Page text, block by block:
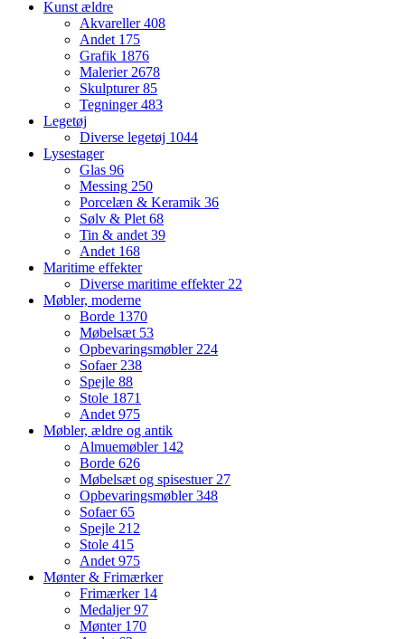
Kunst ældre
Akvareller408
Andet 175
Grafik 1876
Malerier 2678
Skulpturer85
Tegninger483
Legetøj
Diverse legetøj 1044
Lysestager
Glas 96
Messing 250
Porcelæn & Keramik 36
Sølv & Plet 68
Tin & andet 39
Andet 168
Maritime effekter
Diverse maritime effekter 22
Møbler, moderne
Borde 1370
Møbelsæt 53
Opbevaringsmøbler 224
Sofaer 238
Spejle 88
Stole 1871
Andet 975
Møbler, ældre og antik
Almuemøbler 142
Borde 626
Møbelsæt og spisestuer 27
Opbevaringsmøbler348
Sofaer65
Spejle 212
Stole 415
Andet 975
Mønter & Frimærker
Frimærker 14
Medaljer97
Mønter 170